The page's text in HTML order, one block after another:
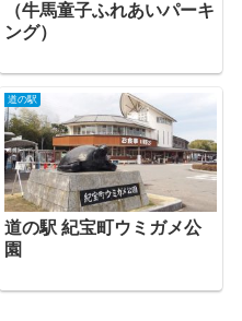
（牛馬童子ふれあいパーキ
ング）
道の駅
道の駅 紀宝町ウミガメ公
園